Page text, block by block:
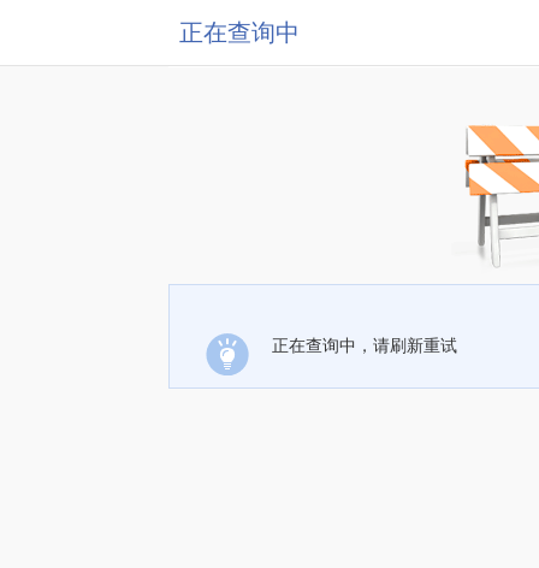
正在查询中
正在查询中，请刷新重试